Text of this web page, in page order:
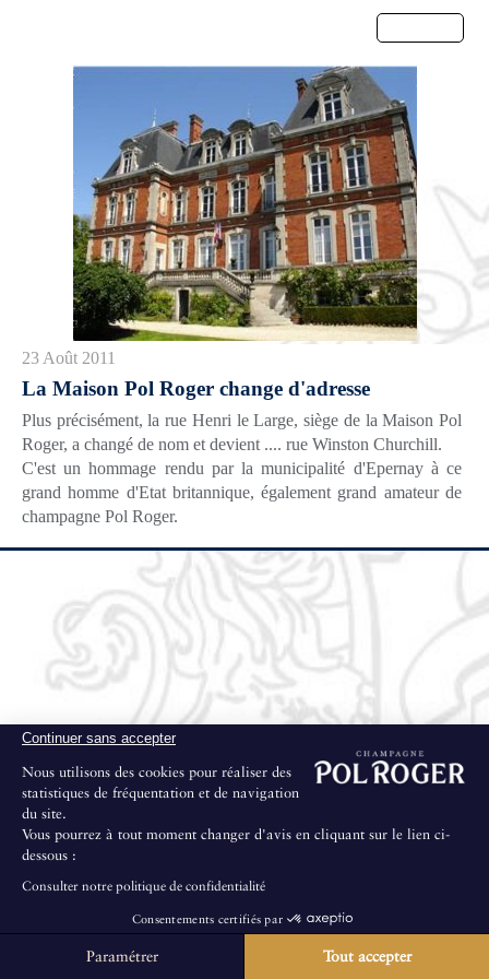
23 Août 2011
La Maison Pol Roger change d'adresse
Plus précisément, la rue Henri le Large, siège de la Maison Pol
Roger, a changé de nom et devient .... rue Winston Churchill.
C'est un hommage rendu par la municipalité d'Epernay à ce
grand homme d'Etat britannique, également grand amateur de
champagne Pol Roger.
La Maison ne propose pas de visites au public.
Continuer sans accepter
Nous utilisons des cookies pour réaliser des
statistiques de fréquentation et de navigation
du site.
Vous pourrez à tout moment changer d'avis en cliquant sur le lien ci-
dessous :
Consulter notre politique de confidentialité
Consentements certifiés par
Paramétrer Tout accepter